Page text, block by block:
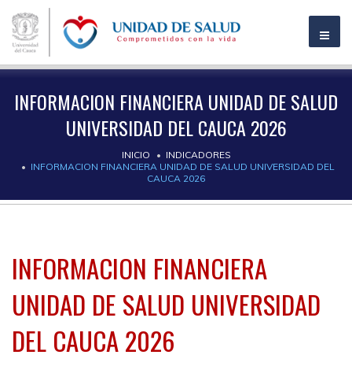
INFORMACION FINANCIERA UNIDAD DE SALUD
UNIVERSIDAD DEL CAUCA 2026
INICIO
INDICADORES
INFORMACION FINANCIERA UNIDAD DE SALUD UNIVERSIDAD DEL
CAUCA 2026
INFORMACION FINANCIERA
UNIDAD DE SALUD UNIVERSIDAD
DEL CAUCA 2026